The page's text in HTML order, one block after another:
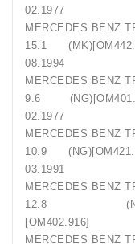
02.1977
MERCEDES
15.1
08.1994
MERCEDES
9.6
02.1977
MERCEDES
10.9
03.1991
MERCEDES
12.8
MERCEDES